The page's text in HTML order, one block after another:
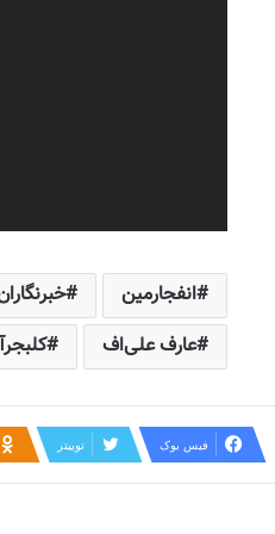
انفجارمین
عارف علی‌اف
فیس بوک توییتر